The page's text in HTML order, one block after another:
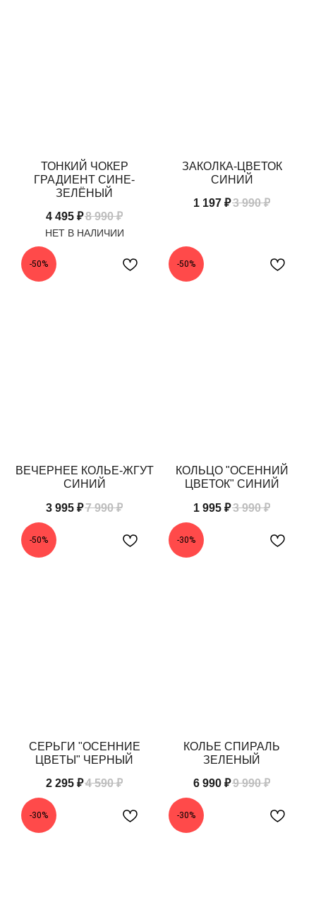
ТОНКИЙ ЧОКЕР
ГРАДИЕНТ СИНЕ-
ЗЕЛЁНЫЙ
4 495 ₽8 990 ₽
ЗАКОЛКА-ЦВЕТОК
СИНИЙ
1 197 ₽3 990 ₽
-50%
ВЕЧЕРНЕЕ КОЛЬЕ-ЖГУТ
СИНИЙ
3 995 ₽7 990 ₽
-50%
КОЛЬЦО "ОСЕННИЙ
ЦВЕТОК" СИНИЙ
1 995 ₽3 990 ₽
-50%
СЕРЬГИ "ОСЕННИЕ
ЦВЕТЫ" ЧЕРНЫЙ
2 295 ₽4 590 ₽
-30%
КОЛЬЕ СПИРАЛЬ
ЗЕЛЕНЫЙ
6 990 ₽9 990 ₽
-30% -30%